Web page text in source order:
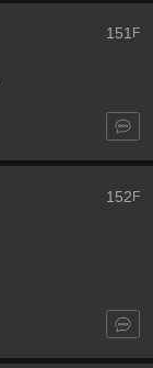
151 F
152F